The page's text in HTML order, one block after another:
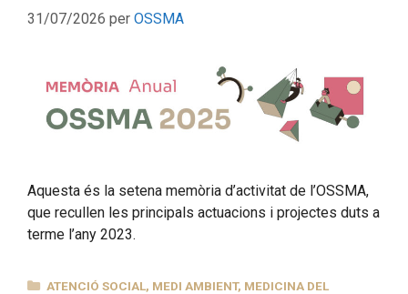
31/07/2026 per OSSMA
Aquesta és la setena memòria d’activitat de l’OSSMA,
que recullen les principals actuacions i projectes duts a
terme l’any 2023.
CATEGORIES
ATENCIÓ SOCIAL, MEDI AMBIENT, MEDICINA DEL